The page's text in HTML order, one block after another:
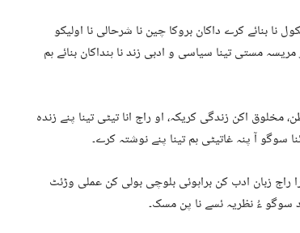
بنائے کرے داکان بروکا چین نا شرحالی نا اولیکو
مستی تینا سیاسی و ادبی زند نا ہنداکان بنائے ہم
مخلوق اکن زندگی کریکہ، او راج انا تیٹی تینا پنے زندہ
سوگو آ پنہ غاتیٹی ہم تینا پنے نوشتہ کرے۔
راج زبان ادب کن براہوئی بلوچی بولی کن عملی وڑئٹ
سوگو ءُ نظریہ ئسے نا پن مسک۔